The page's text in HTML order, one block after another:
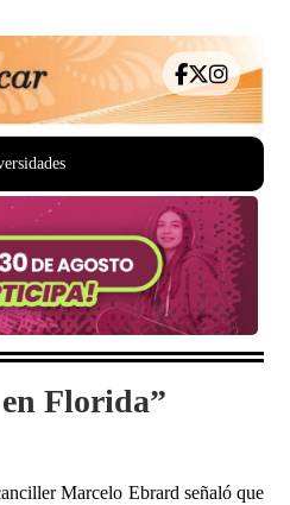
Florida”
Marcelo Ebrard señaló que